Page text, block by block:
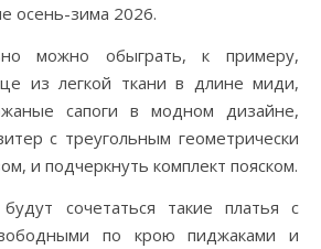
осень-зима 2026.
можно обыграть, к примеру,
из легкой ткани в длине миди,
сапоги в модном дизайне,
с треугольным геометрически
и подчеркнуть комплект пояском.
сочетаться такие платья с
по крою пиджаками и